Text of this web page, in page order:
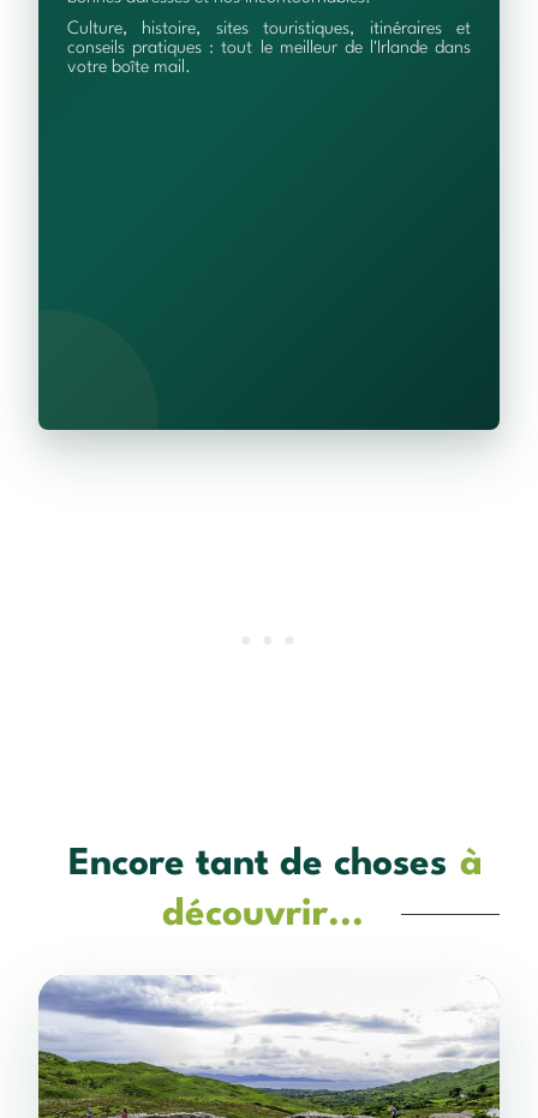
Culture, histoire, sites touristiques, itinéraires et
conseils pratiques : tout le meilleur de l'Irlande dans
votre boîte mail.
Encore tant de choses à
découvrir...